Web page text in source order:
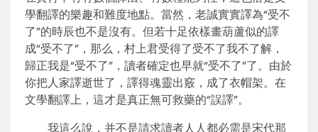
學翻譯的樂趣和難度地點。當然，老誠實實譯為“受不
了”的時辰也不是沒有。但若十足依樣畫葫蘆似的譯
成“受不了”，那么，村上君受得了受不了我不了解，
歸正我是“受不了”，讀者確定也早就“受不了”了。由於
你把人家譯逝世了，譯得魂靈出竅，成了衣帽架。在
文學翻譯上，這才是真正無可救藥的“誤譯”。
我這么說，并不是請求讀者人人都必需是宋代那